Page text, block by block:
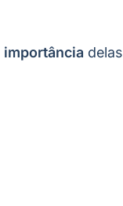
importância delas